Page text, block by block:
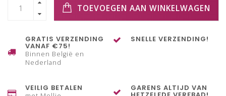
TOEVOEGEN AAN WINKELWAGEN
GRATIS VERZENDING
VANAF €75!
Binnen België en
Nederland
SNELLE VERZENDING!
VEILIG BETALEN GARENS ALTIJD VAN